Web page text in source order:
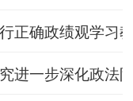
正确政绩观学习
进一步深化政法